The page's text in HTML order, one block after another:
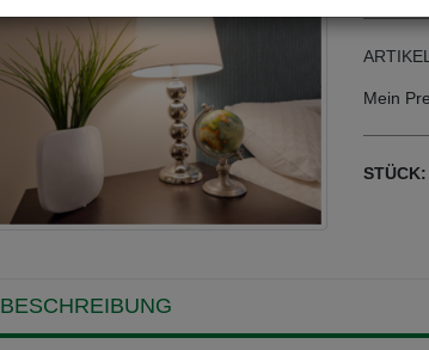
Mein
STÜCK:
BESCHREIBUNG